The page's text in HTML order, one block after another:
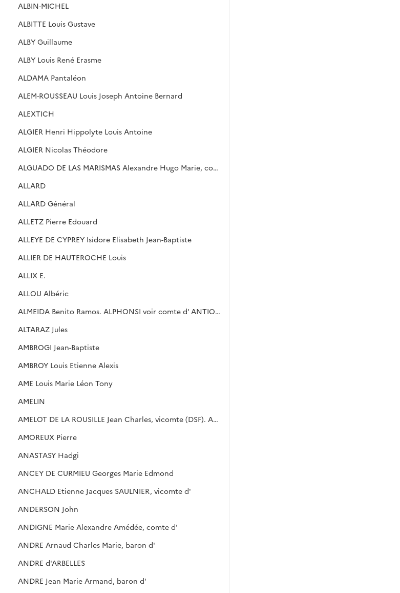
ALBIN-MICHEL
ALBITTE Louis Gustave
ALBY Guillaume
ALBY Louis René Erasme
ALDAMA Pantaléon
ALEM-ROUSSEAU Louis Joseph Antoine Bernard
ALEXTICH
ALGIER Henri Hippolyte Louis Antoine
ALGIER Nicolas Théodore
ALGUADO DE LAS MARISMAS Alexandre Hugo Marie, comte
ALLARD
ALLARD Général
ALLETZ Pierre Edouard
ALLEYE DE CYPREY Isidore Elisabeth Jean-Baptiste
ALLIER DE HAUTEROCHE Louis
ALLIX E.
ALLOU Albéric
ALMEIDA Benito Ramos. ALPHONSI voir comte d' ANTIOCHE
ALTARAZ Jules
AMBROGI Jean-Baptiste
AMBROY Louis Etienne Alexis
AME Louis Marie Léon Tony
AMELIN
AMELOT DE LA ROUSILLE Jean Charles, vicomte (DSF). AMELOT, voir comte de CHAILLOU. AMIRALLY V, cf. DERCHE
AMOREUX Pierre
ANASTASY Hadgi
ANCEY DE CURMIEU Georges Marie Edmond
ANCHALD Etienne Jacques SAULNIER, vicomte d'
ANDERSON John
ANDIGNE Marie Alexandre Amédée, comte d'
ANDRE Arnaud Charles Marie, baron d'
ANDRE d'ARBELLES
ANDRE Jean Marie Armand, baron d'